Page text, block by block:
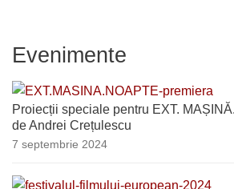
Evenimente
Proiecții speciale pentru EXT.
de Andrei Crețulescu
7 septembrie 2024